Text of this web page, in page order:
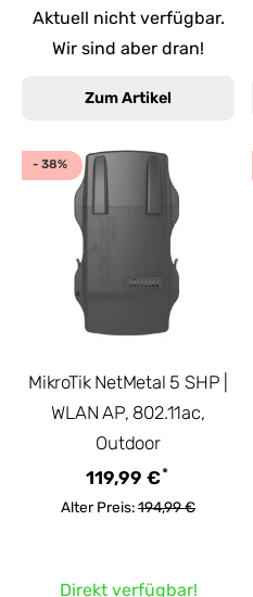
Aktuell nicht verfügbar.
Wir sind aber dran!
Zum Artikel
- 38%
MikroTik NetMetal 5 SHP |
WLAN AP, 802.11ac,
Outdoor
119,99 €*
Alter Preis:194,99 €
Direkt verfügbar!